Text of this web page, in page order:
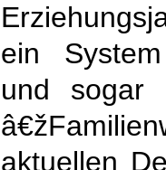
ein
und sogar
aktuellen